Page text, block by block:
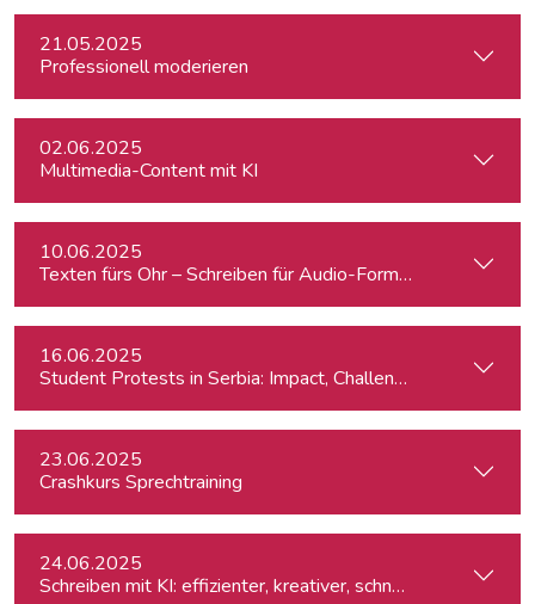
21.05.2025
Professionell moderieren
02.06.2025
Multimedia-Content mit KI
10.06.2025
Texten fürs Ohr – Schreiben für Audio-Formate
16.06.2025
Student Protests in Serbia: Impact, Challenges, and
23.06.2025
Crashkurs Sprechtraining
24.06.2025
Schreiben mit KI: effizienter, kreativer, schneller